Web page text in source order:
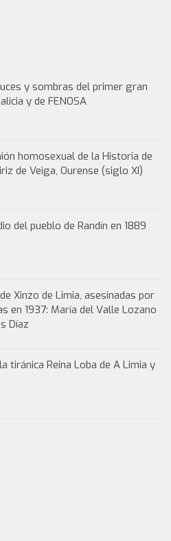
y sombras del primer gran
y de FENOSA
homosexual de la Historia de
de Veiga, Ourense (siglo XI)
del pueblo de Randín en 1889
Xinzo de Limia, asesinadas por
en 1937: María del Valle Lozano
Díaz
tiránica Reina Loba de A Limia y